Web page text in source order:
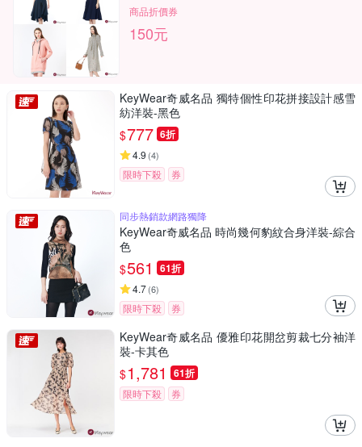
商品折價券
150元
KeyWear奇威名品 獨特個性印花拼接設計感雪
紡洋裝-黑色
$777 6折
4.9 (4)
限時下殺 券
同步熱銷款網路獨降
KeyWear奇威名品 時尚幾何豹紋合身洋裝-綜合
色
$561 61折
4.7(6)
限時下殺 券
KeyWear奇威名品 優雅印花開岔剪裁七分袖洋
裝-卡其色
$1,781 61折
限時下殺 券